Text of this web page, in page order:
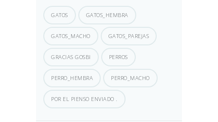
GATOS GATOS_HEMBRA
GATOS_MACHO GATOS_PAREJAS
GRACIAS GOSBI PERROS
PERRO_HEMBRA PERRO_MACHO
POR EL PIENSO ENVIADO .